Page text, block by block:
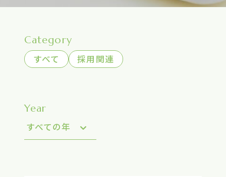
Category
すべて 採用関連
Year
すべての年